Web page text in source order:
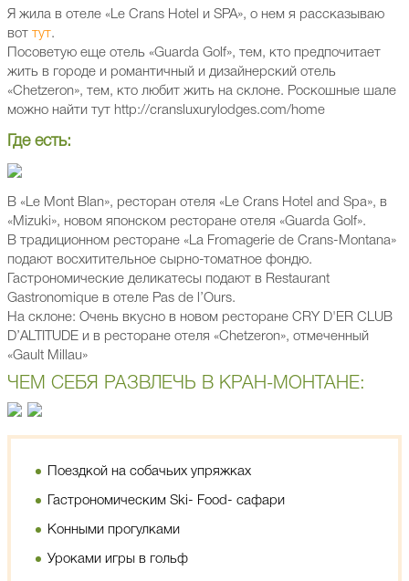
Я жила в отеле «Le Crans Hotel и SPA», о нем я рассказываю
вот тут.
Посоветую еще отель «Guarda Golf», тем, кто предпочитает
жить в городе и романтичный и дизайнерский отель
«Chetzeron», тем, кто любит жить на склоне. Роскошные шале
можно найти тут http://cransluxurylodges.com/home
Где есть:
В «Le Mont Blan», ресторан отеля «Le Crans Hotel and Spa», в
«Mizuki», новом японском ресторане отеля «Guarda Golf».
В традиционном ресторане «La Fromagerie de Crans-Montana»
подают восхитительное сырно-томатное фондю.
Гастрономические деликатесы подают в Restaurant
Gastronomique в отеле Pas de l’Ours.
На склоне: Очень вкусно в новом ресторане CRY D'ER CLUB
D’ALTITUDE и в ресторане отеля «Chetzeron», отмеченный
«Gault Millau»
ЧЕМ СЕБЯ РАЗВЛЕЧЬ В КРАН-МОНТАНЕ:
Поездкой на собачьих упряжках
Гастрономическим Ski- Food- сафари
Конными прогулками
Уроками игры в гольф